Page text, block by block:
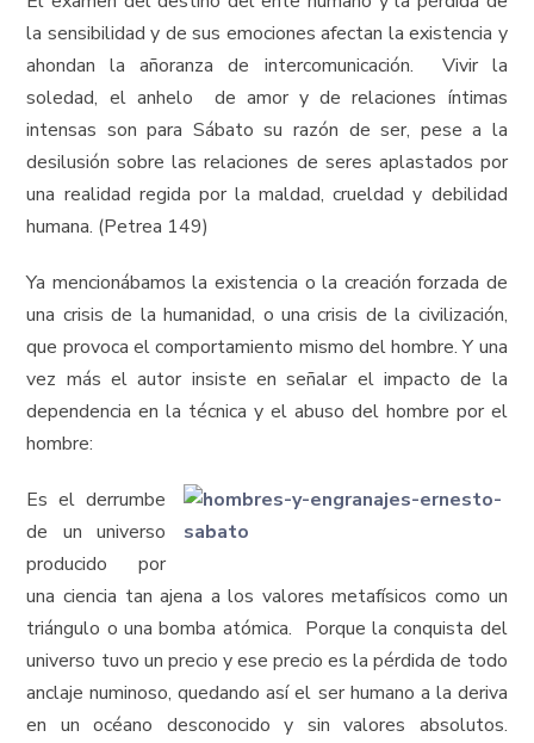
la sensibilidad y de sus emociones afectan la existencia y
ahondan la añoranza de intercomunicación. Vivir la
soledad, el anhelo de amor y de relaciones íntimas
intensas son para Sábato su razón de ser, pese a la
desilusión sobre las relaciones de seres aplastados por
una realidad regida por la maldad, crueldad y debilidad
humana. (Petrea 149)
Ya mencionábamos la existencia o la creación forzada de
una crisis de la humanidad, o una crisis de la civilización,
que provoca el comportamiento mismo del hombre. Y una
vez más el autor insiste en señalar el impacto de la
dependencia en la técnica y el abuso del hombre por el
hombre:
Es el derrumbe
de un universo
producido por
una ciencia tan ajena a los valores metafísicos como un
triángulo o una bomba atómica. Porque la conquista del
universo tuvo un precio y ese precio es la pérdida de todo
anclaje numinoso, quedando así el ser humano a la deriva
en un océano desconocido y sin valores absolutos.